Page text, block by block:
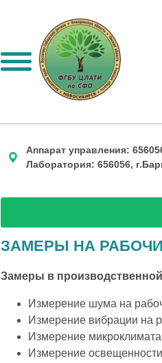
Аппарат управления:
Лаборатория: 656056,
ЗАМЕРЫ НА
Замеры в
Измерение шума на
Измерение вибрации на
Измерение
Измерение